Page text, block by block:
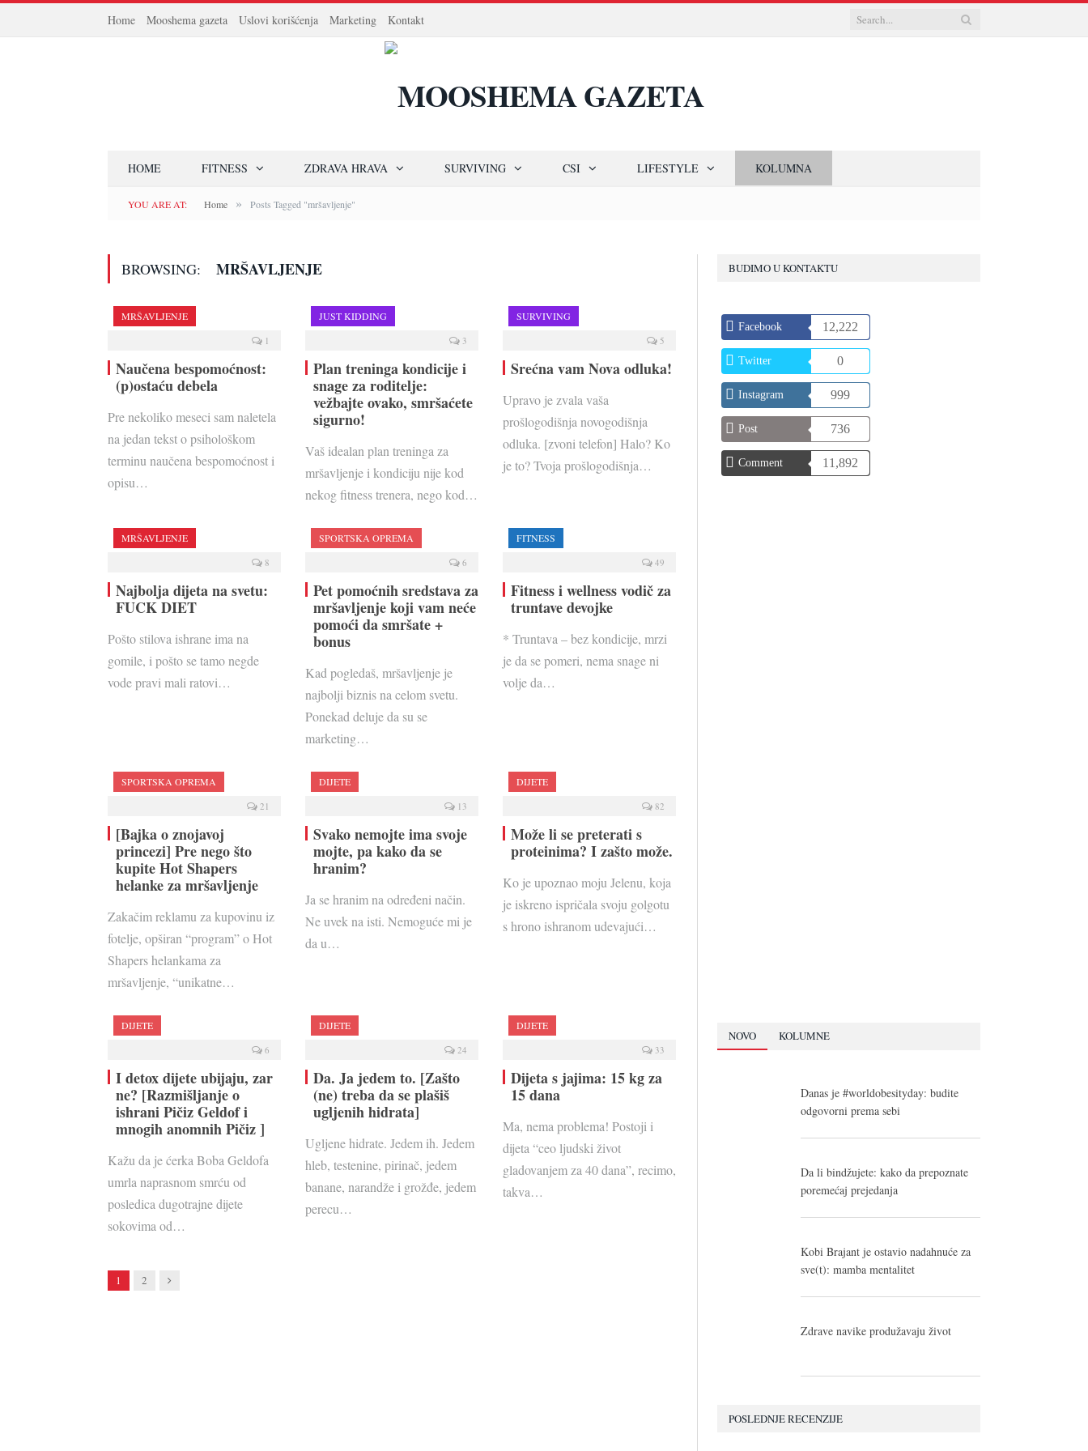
Home Mooshema gazeta Uslovi korišćenja Marketing Kontakt
HOME FITNESS ZDRAVA HRAVA SURVIVING CSI LIFESTYLE KOLUMNA
YOU ARE AT: Home » Posts Tagged "mršavljenje"
BROWSING: MRŠAVLJENJE
MRŠAVLJENJE
1
Naučena bespomoćnost:
(p)ostaću debela
Pre nekoliko meseci sam naletela
na jedan tekst o psihološkom
terminu naučena bespomoćnost i
opisu…
JUST KIDDING
3
Plan treninga kondicije i
snage za roditelje:
vežbajte ovako, smršaćete
sigurno!
Vaš idealan plan treninga za
mršavljenje i kondiciju nije kod
nekog fitness trenera, nego kod…
SURVIVING
5
Srećna vam Nova odluka!
Upravo je zvala vaša
prošlogodišnja novogodišnja
odluka. [zvoni telefon] Halo? Ko
je to? Tvoja prošlogodišnja…
MRŠAVLJENJE
8
Najbolja dijeta na svetu:
FUCK DIET
Pošto stilova ishrane ima na
gomile, i pošto se tamo negde
vode pravi mali ratovi…
SPORTSKA OPREMA
6
Pet pomoćnih sredstava za
mršavljenje koji vam neće
pomoći da smršate +
bonus
Kad pogledaš, mršavljenje je
najbolji biznis na celom svetu.
Ponekad deluje da su se
marketing…
FITNESS
49
Fitness i wellness vodič za
truntave devojke
* Truntava – bez kondicije, mrzi
je da se pomeri, nema snage ni
volje da…
SPORTSKA OPREMA
21
[Bajka o znojavoj
princezi] Pre nego što
kupite Hot Shapers
helanke za mršavljenje
Zakačim reklamu za kupovinu iz
fotelje, opširan “program” o Hot
Shapers helankama za
mršavljenje, “unikatne…
DIJETE
13
Svako nemojte ima svoje
mojte, pa kako da se
hranim?
Ja se hranim na određeni način.
Ne uvek na isti. Nemoguće mi je
da u…
DIJETE
82
Može li se preterati s
proteinima? I zašto može.
Ko je upoznao moju Jelenu, koja
je iskreno ispričala svoju golgotu
s hrono ishranom udevajući…
DIJETE
6
I detox dijete ubijaju, zar
ne? [Razmišljanje o
ishrani Pičiz Geldof i
mnogih anomnih Pičiz ]
Kažu da je ćerka Boba Geldofa
umrla naprasnom smrću od
posledica dugotrajne dijete
sokovima od…
DIJETE
24
Da. Ja jedem to. [Zašto
(ne) treba da se plašiš
ugljenih hidrata]
Ugljene hidrate. Jedem ih. Jedem
hleb, testenine, pirinač, jedem
banane, narandže i grožđe, jedem
perecu…
DIJETE
33
Dijeta s jajima: 15 kg za
15 dana
Ma, nema problema! Postoji i
dijeta “ceo ljudski život
gladovanjem za 40 dana”, recimo,
takva…
1 2 Next
BUDIMO U KONTAKTU
Facebook 12,222
Twitter 0
Instagram 999
Post 736
Comment 11,892
NOVO KOLUMNE
Danas je #worldobesityday: budite
odgovorni prema sebi
Da li bindžujete: kako da prepoznate
poremećaj prejedanja
Kobi Brajant je ostavio nadahnuće za
sve(t): mamba mentalitet
Zdrave navike produžavaju život
POSLEDNJE RECENZIJE